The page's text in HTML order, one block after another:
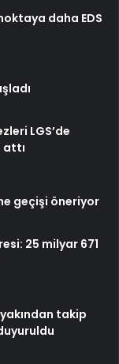
daha EDS
LGS’de
attı
geçişi öneriyor
25 milyar 671
takip